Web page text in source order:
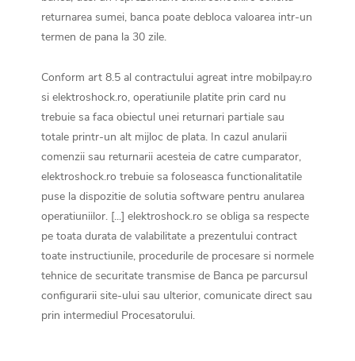
returnarea sumei, banca poate debloca valoarea intr-un
termen de pana la 30 zile.
Conform art 8.5 al contractului agreat intre mobilpay.ro
si elektroshock.ro, operatiunile platite prin card nu
trebuie sa faca obiectul unei returnari partiale sau
totale printr-un alt mijloc de plata. In cazul anularii
comenzii sau returnarii acesteia de catre cumparator,
elektroshock.ro trebuie sa foloseasca functionalitatile
puse la dispozitie de solutia software pentru anularea
operatiuniilor. [...] elektroshock.ro se obliga sa respecte
pe toata durata de valabilitate a prezentului contract
toate instructiunile, procedurile de procesare si normele
tehnice de securitate transmise de Banca pe parcursul
configurarii site-ului sau ulterior, comunicate direct sau
prin intermediul Procesatorului.